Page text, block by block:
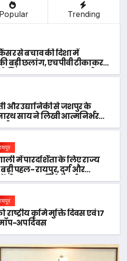
Popular Trending
से बचाव की दिशा में
बड़ी छलांग, एचपीवी टीकाकरण
मिल रहा व्यापक जनसमर्थन
और उद्यानिकी से जशपुर के
साय ने लिखी आत्मनिर्भरता
में पारदर्शिता के लिए राज्य
पहल- रायपुर, दुर्ग और
‘अन्नपूर्ति ग्रेन एटीएम‘ का
राष्ट्रीय कृमि मुक्ति दिवस एवं 17
अप दिवस